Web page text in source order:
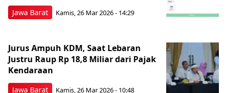
Jawa Barat Kamis, 26 Mar 2026 - 14:29
Jawa Barat
Jurus Ampuh KDM, Saat Lebaran
Justru Raup Rp 18,8 Miliar dari Pajak
Kendaraan
Kamis, 26 Mar 2026 - 10:48